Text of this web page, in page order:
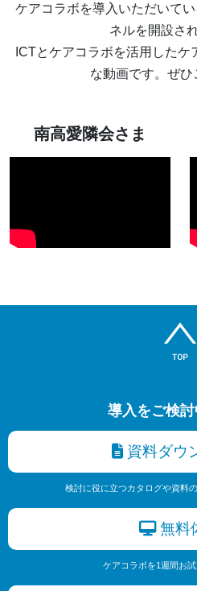
ケアコラボを導入いただいて
ネルを開設さ
ICTとケアコラボを活用した
な動画です。ぜひ
南高愛隣会さま
導入をご検
資料ダウ
検討に役に立つカタログや資料
無料
ケアコラボを1週間お